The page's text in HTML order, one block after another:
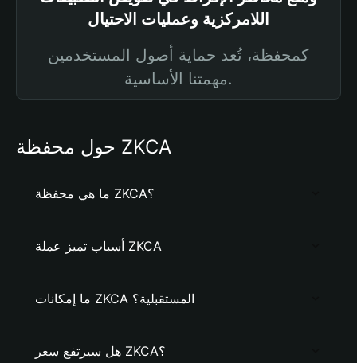
اللامركزية وعمليات الاحتيال
كمحفظة، تُعد حماية أصول المستخدمين
مهمتنا الأساسية.
حول محفظة ZKCA
ما هي محفظة ZKCA؟
أسباب تميز عملة ZKCA
ما إمكانات ZKCA المستقبلية؟
هل سيرتفع سعر ZKCA؟